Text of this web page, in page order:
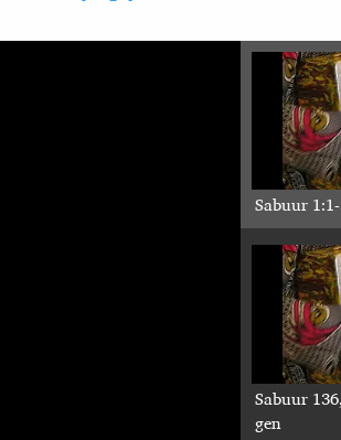
Sabuur
Sabuur
gen